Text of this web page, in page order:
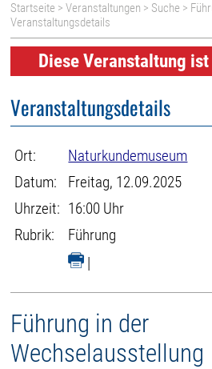
Startseite >Veranstaltungen > Suche >
Veranstaltungsdetails
Diese Veranstaltung
Veranstaltungsdetails
Ort:
Naturkundemuseum
Datum:
Freitag, 12.09.2025
Uhrzeit: 16:00 Uhr
Rubrik:
Führung
|
Führung in der
Wechselausstellung